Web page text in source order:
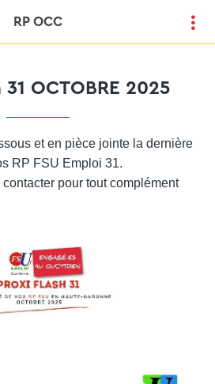
RP OCC
31 OCTOBRE 2025
et en pièce jointe la dernière
RP FSU Emploi 31.
pour tout complément